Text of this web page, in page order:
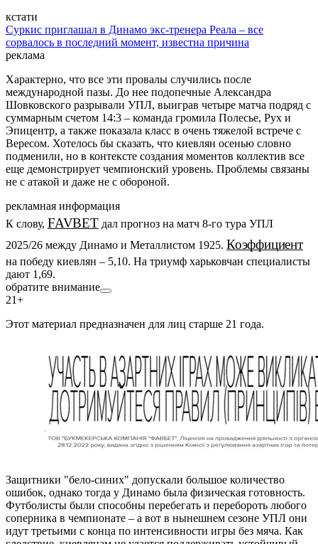
кстати
Суркис приглашал в Динамо экс-тренера Реала – все
сорвалось в последний момент, известна причина
реклама
Характерно, что все эти провалы случились после
международной пазы. До нее подопечные Александра
Шовковского разрывали УПЛ, выиграв четыре матча подряд с
суммарным счетом 14:3 – команда громила Полесье, Рух и
Эпицентр, а также показала класс в очень тяжелой встрече с
Вересом. Хотелось бы сказать, что киевлян осенью словно
подменили, но в контексте создания моментов коллектив все
еще демонстрирует чемпионский уровень. Проблемы связаны
не с атакой и даже не с обороной.
рекламная информация
К слову, FAVBETдал прогноз на матч 8-го тура УПЛ
2025/26 между Динамо и Металлистом 1925. Коэффициент
на победу киевлян – 5,10. На триумф харьковчан специалисты
дают 1,69.
обратите внимание
21+
Этот материал предназначен для лиц старше 21 года.
Защитники "бело-синих" допускали большое количество
ошибок, однако тогда у Динамо была физическая готовность.
Футболисты были способны перебегать и перебороть любого
соперника в чемпионате – а вот в нынешнем сезоне УПЛ они
идут третьими с конца по интенсивности игры без мяча. Как